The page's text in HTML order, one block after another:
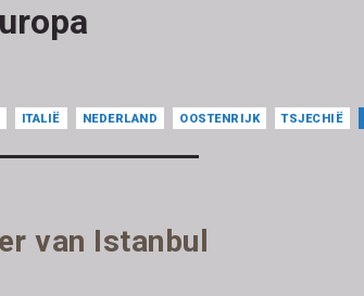
ITALIË NEDERLAND OOSTENRIJK TSJECHIË
van Istanbul